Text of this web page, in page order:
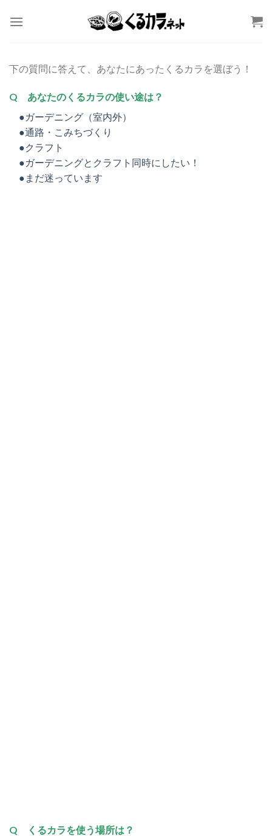
下の質問に答えて、あなたにあったくるカラを選ぼう！
Q あなたのくるカラの使い途は？
●ガーデニング（室内外）
●通路・こみちづくり
●クラフト
●ガーデニングとクラフト同時にしたい！
●まだ迷っています
Q くるカラを使う場所は？